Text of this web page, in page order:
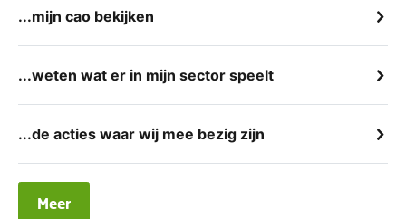
...mijn cao bekijken
...weten wat er in mijn sector speelt
...de acties waar wij mee bezig zijn
Meer